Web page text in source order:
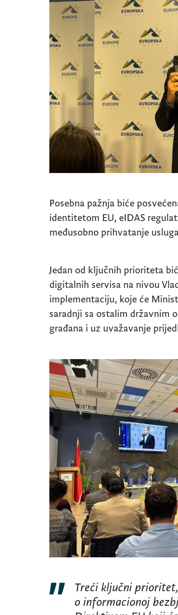
Posebna pažnja biće
identitetom EU, eIDAS
međusobno prihvatanje
Jedan od ključnih prioriteta
digitalnih servisa na nivou
implementaciju, koje će
saradnji sa ostalim državnim
građana i uz uvažavanje
Treći ključni
o informacionoj